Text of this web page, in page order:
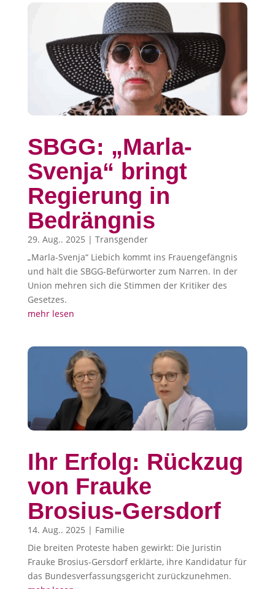
SBGG: „Marla-
Svenja“ bringt
Regierung in
Bedrängnis
29. Aug.. 2025 | Transgender
„Marla-Svenja“ Liebich kommt ins Frauengefängnis
und hält die SBGG-Befürworter zum Narren. In der
Union mehren sich die Stimmen der Kritiker des
Gesetzes.
mehr lesen
Ihr Erfolg: Rückzug
von Frauke
Brosius-Gersdorf
14. Aug.. 2025 | Familie
Die breiten Proteste haben gewirkt: Die Juristin
Frauke Brosius-Gersdorf erklärte, ihre Kandidatur für
das Bundesverfassungsgericht zurückzunehmen.